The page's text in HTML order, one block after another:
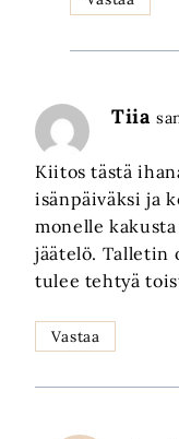
Tiia
Kiitos tästä
isänpäiväksi ja
monelle
jäätelö. Talletin
tulee tehtyä
Vastaa